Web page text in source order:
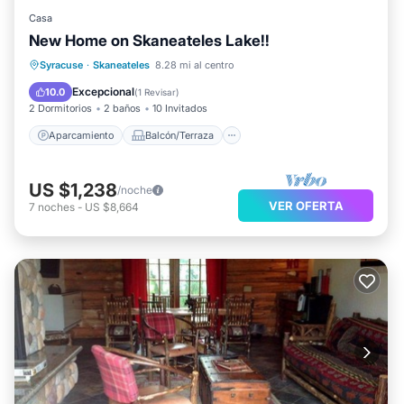
Casa
New Home on Skaneateles Lake!!
Syracuse · Skaneateles 8.28 mi al centro
10.0 Excepcional(1 Revisar)
2 Dormitorios 2 baños 10 Invitados
Aparcamiento Balcón/Terraza
Aparcamiento
Balcón/Terraza
Cocina
Aire acondicionado
US $1,238/noche
7 noches - US $8,664 VER OFERTA